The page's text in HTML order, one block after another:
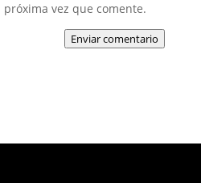
vez que comente.
Enviar comentario